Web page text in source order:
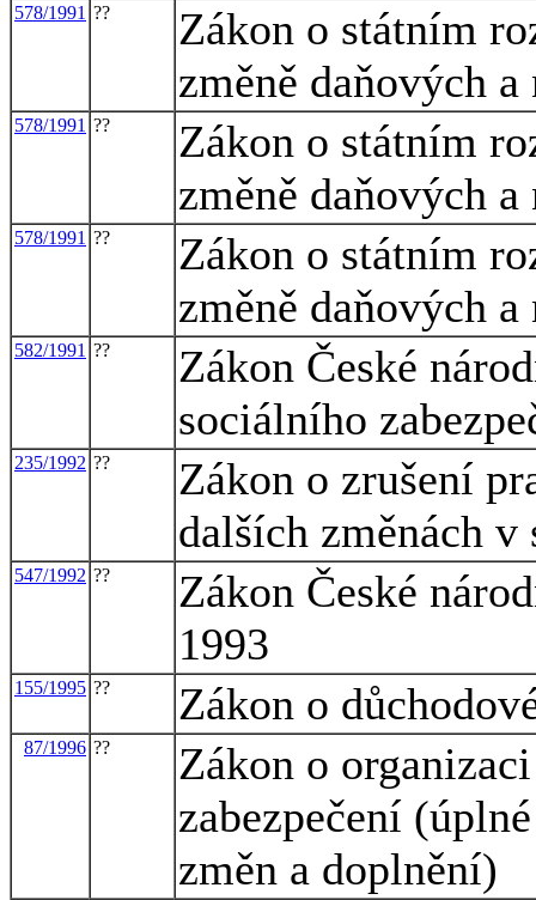
578/1991 ??
Zákon o státním
změně daňových
578/1991 ??
Zákon o státním
změně daňových
578/1991 ??
Zákon o státním
změně daňových
582/1991 ??
Zákon České
sociálního
235/1992 ??
Zákon o zrušení
dalších změnách
547/1992 ??
Zákon České
1993
155/1995 ?? Zákon o
87/1996 ??
Zákon o
zabezpečení
změn a doplnění)